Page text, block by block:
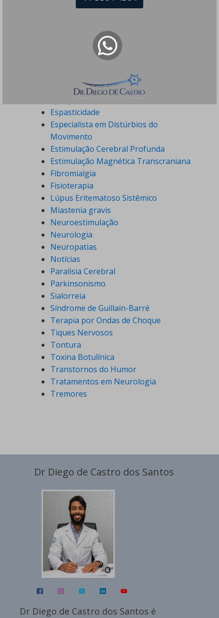
Doenças Raras
Dor Crônica
Dor de Cabeça
Enxaqueca
Espasticidade
Especialista em Distúrbios do
Movimento
Estimulação Cerebral Profunda
Estimulação Magnética Transcraniana
Fibromialgia
Fisioterapia
Lúpus Eritematoso Sistêmico
Miastenia gravis
Neuroestimulação
Neurologia
Neuropatias
Notícias
Paralisia Cerebral
Parkinsonismo
Sialorreia
Síndrome de Guillain-Barré
Terapia por Ondas de Choque
Tiques Nervosos
Tontura
Toxina Botulínica
Transtornos do Humor
Tratamentos em Neurologia
Tremores
Dr Diego de Castro dos Santos
Dr Diego de Castro dos Santos é